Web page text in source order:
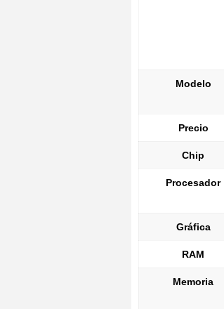
Modelo
Precio
Chip
Procesador
Gráfica
RAM
Memoria